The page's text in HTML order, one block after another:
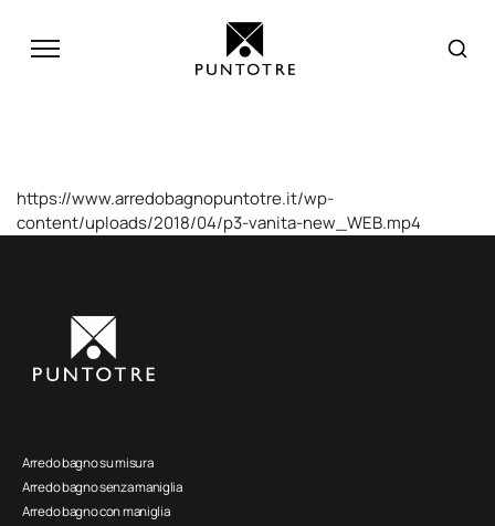
https://www.arredobagnopuntotre.it/wp-
content/uploads/2018/04/p3-vanita-new_WEB.mp4
Arredo bagno su misura
Arredo bagno senza maniglia
Arredo bagno con maniglia